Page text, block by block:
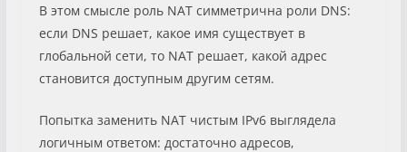
В этом смысле роль NAT симметрична роли DNS:
если DNS решает, какое имя существует в
глобальной сети, то NAT решает, какой адрес
становится доступным другим сетям.
Попытка заменить NAT чистым IPv6 выглядела
логичным ответом: достаточно адресов,